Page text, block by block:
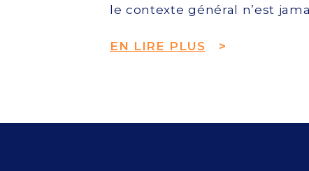
le contexte général n’est
EN LIRE PLUS >